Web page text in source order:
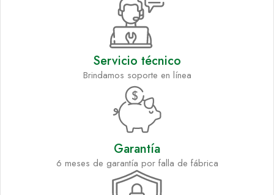
Servicio técnico
Brindamos soporte en línea
Garantía
6 meses de garantía por falla de fábrica